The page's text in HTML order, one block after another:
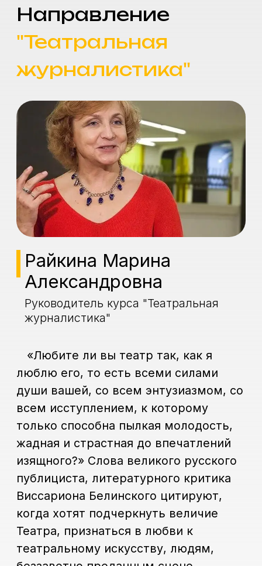
только способна пылкая молодость,
изящного?» Слова великого русского
публициста, литературного критика
Виссариона Белинского цитируют,
когда хотят подчеркнуть величие
театральному искусству, людям,
беззаветно преданным сцене.
Для всех тех, кто интересуется
театром, не пропускает ни одной
премьеры, кто читает книги и статьи
о театре, кто грезит Гамлетом, а при
это работает в совершенно других
областях жизни, для вас есть
уникальное предложение – поучиться
два года и сменить надоевшую сферу
деятельности на специальность
Дополнительного профессионального
образования - «Театральная
журналистика. Мастерская Марины
Райкиной». И это еще не все. В
качестве важной опции –
возможность учиться в стенах
опытных журналистов из области
культуры.
Записаться
+7 (965) 131-49-92
Назад к ДПО
Наши партнеры